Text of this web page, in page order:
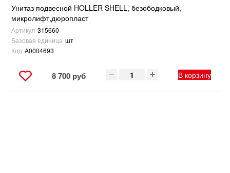
Унитаз подвесной HOLLER SHELL, безободковый,
микролифт,дюропласт
Артикул 315660
Базовая единица шт
Код А0004693
8 700 руб В корзину